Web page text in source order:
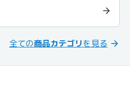
全ての商品カテゴリを見る